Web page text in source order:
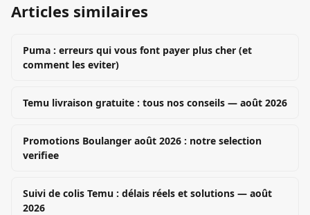
Articles similaires
Puma : erreurs qui vous font payer plus cher (et
comment les eviter)
Temu livraison gratuite : tous nos conseils — août 2026
Promotions Boulanger août 2026 : notre selection
verifiee
Suivi de colis Temu : délais réels et solutions — août
2026